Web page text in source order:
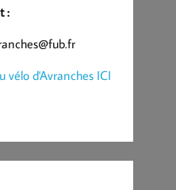
:
vélo d'Avranches ICI